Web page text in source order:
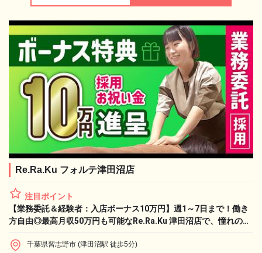
Re.Ra.Ku フォルテ津田沼店
注目ポイント
【業務委託＆経験者：入店ボーナス10万円】週1～7日まで！働き
方自由◎最高月収50万円も可能なRe.Ra.Ku 津田沼店で、憧れのラ
千葉県習志野市 (津田沼駅 徒歩5分)